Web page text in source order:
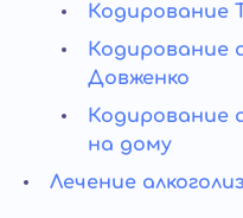
Кодирование
Кодирование
Довженко
Кодирование
на дому
Лечение